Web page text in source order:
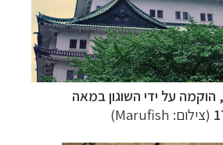
הוקמה על ידי השוגון במאה
(צילום: Marufish)